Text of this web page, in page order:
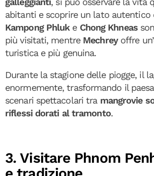
abitanti e scoprire un lato autentico
Kampong Phluk e Chong Khneas
più visitati, mentre Mechreyoffre
turistica e più genuina.
Durante la stagione delle piogge, il
enormemente, trasformando il
scenari spettacolari tra mangrovie
riflessi dorati al tramonto.
3. Visitare Phnom